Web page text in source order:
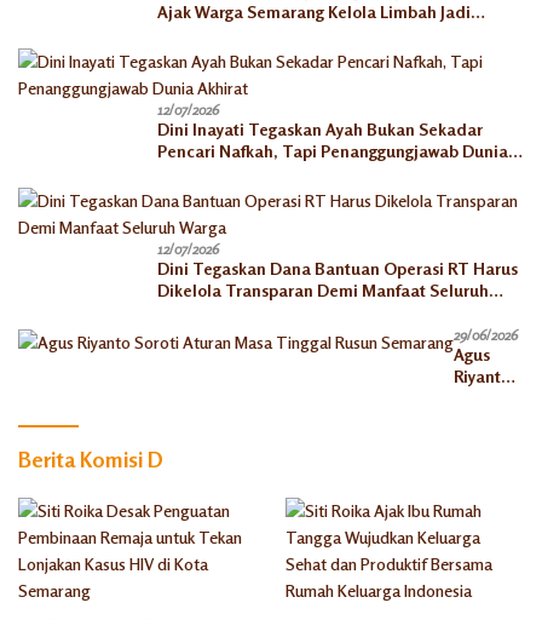
Ajak Warga Semarang Kelola Limbah Jadi
12/07/2026
Dini Inayati Tegaskan Ayah Bukan Sekadar
Pencari Nafkah, Tapi Penanggungjawab Dunia
12/07/2026
Dini Tegaskan Dana Bantuan Operasi RT Harus
Dikelola Transparan Demi Manfaat Seluruh
29/06/2026
Agus
Riyanto
Semaran
Berita Komisi D